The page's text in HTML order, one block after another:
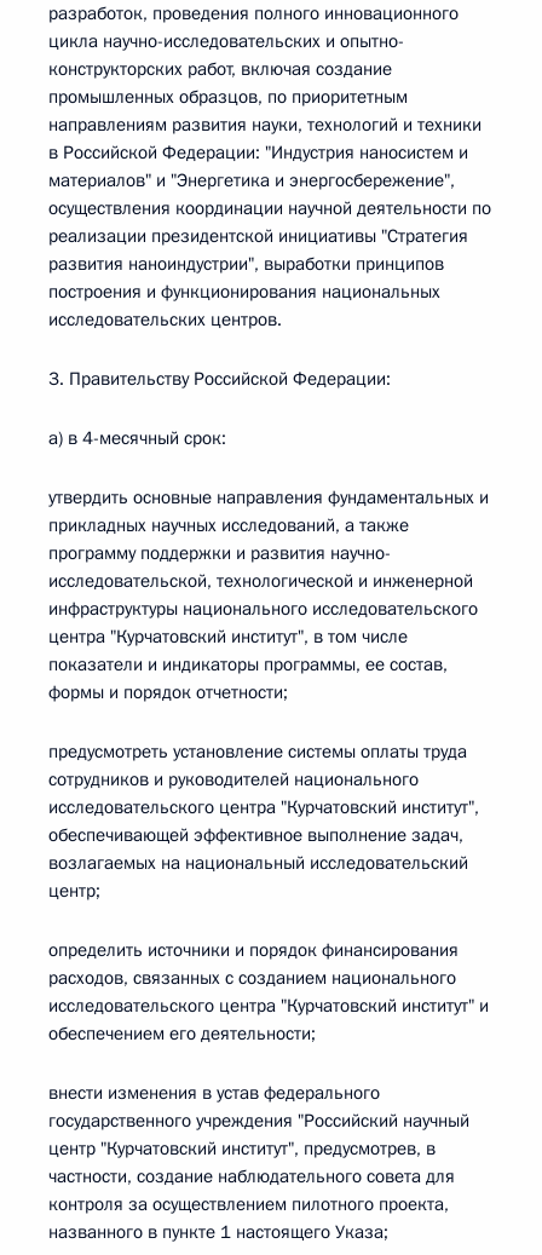
разработок, проведения полного инновационного
цикла научно-исследовательских и опытно-
конструкторских работ, включая создание
промышленных образцов, по приоритетным
направлениям развития науки, технологий и техники
в Российской Федерации: "Индустрия наносистем и
материалов" и "Энергетика и энергосбережение",
осуществления координации научной деятельности по
реализации президентской инициативы "Стратегия
развития наноиндустрии", выработки принципов
построения и функционирования национальных
исследовательских центров.
3. Правительству Российской Федерации:
а) в 4-месячный срок:
утвердить основные направления фундаментальных и
прикладных научных исследований, а также
программу поддержки и развития научно-
исследовательской, технологической и инженерной
инфраструктуры национального исследовательского
центра "Курчатовский институт", в том числе
показатели и индикаторы программы, ее состав,
формы и порядок отчетности;
предусмотреть установление системы оплаты труда
сотрудников и руководителей национального
исследовательского центра "Курчатовский институт",
обеспечивающей эффективное выполнение задач,
возлагаемых на национальный исследовательский
центр;
определить источники и порядок финансирования
расходов, связанных с созданием национального
исследовательского центра "Курчатовский институт" и
обеспечением его деятельности;
внести изменения в устав федерального
государственного учреждения "Российский научный
центр "Курчатовский институт", предусмотрев, в
частности, создание наблюдательного совета для
контроля за осуществлением пилотного проекта,
названного в пункте 1 настоящего Указа;